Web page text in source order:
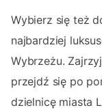
Wybierz się też
najbardziej
Wybrzeżu.
przejdź się po
dzielnicę miasta